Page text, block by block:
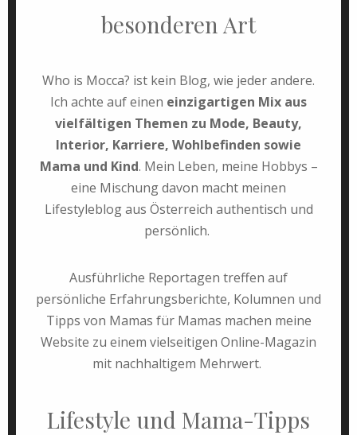
besonderen Art
Who is Mocca? ist kein Blog, wie jeder andere.
Ich achte auf einen einzigartigen Mix aus
vielfältigen Themen zu Mode, Beauty,
Interior, Karriere, Wohlbefinden sowie
Mama und Kind. Mein Leben, meine Hobbys –
eine Mischung davon macht meinen
Lifestyleblog aus Österreich authentisch und
persönlich.
Ausführliche Reportagen treffen auf
persönliche Erfahrungsberichte, Kolumnen und
Tipps von Mamas für Mamas machen meine
Website zu einem vielseitigen Online-Magazin
mit nachhaltigem Mehrwert.
Lifestyle und Mama-Tipps